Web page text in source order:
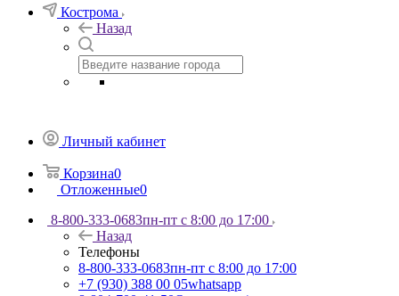
Кострома
Назад
Личный кабинет
Корзина0
Отложенные0
8-800-333-0683пн-пт с 8:00 до 17:00
Назад
Телефоны
8-800-333-0683пн-пт с 8:00 до 17:00
+7 (930) 388 00 05whatsapp